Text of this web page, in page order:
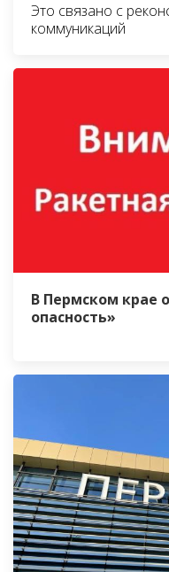
Это связано с
коммуникаций
В Пермском крае
опасность»